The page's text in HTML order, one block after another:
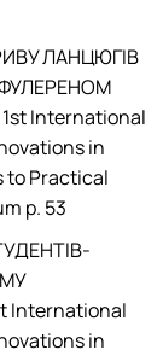
ЛАНЦЮГІВ
International
in
to Practical
р. 53
International
in